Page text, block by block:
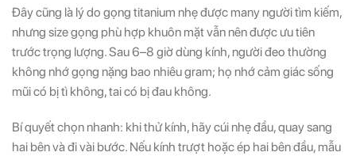
Đây cũng là lý do gọng titanium nhẹ được many người tìm kiếm,
nhưng size gọng phù hợp khuôn mặt vẫn nên được ưu tiên
trước trọng lượng. Sau 6–8 giờ dùng kính, người đeo thường
không nhớ gọng nặng bao nhiêu gram; họ nhớ cảm giác sống
mũi có bị tì không, tai có bị đau không.
Bí quyết chọn nhanh: khi thử kính, hãy cúi nhẹ đầu, quay sang
hai bên và đi vài bước. Nếu kính trượt hoặc ép hai bên đầu, mẫu